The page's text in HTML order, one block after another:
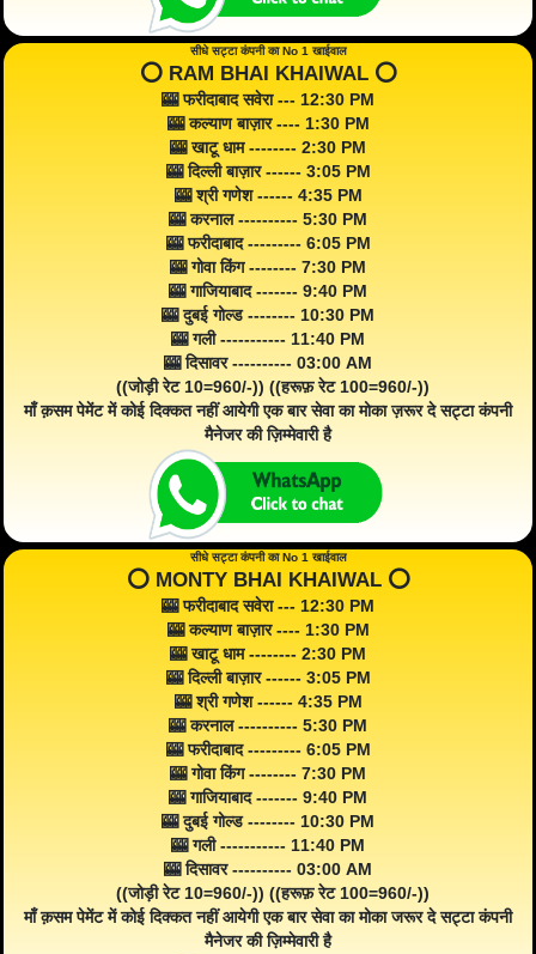
सीधे सट्टा कंपनी का No 1 खाईवाल
⭕️ RAM BHAI KHAIWAL ⭕️
🎰 फरीदाबाद सवेरा --- 12:30 PM
🎰 कल्याण बाज़ार ---- 1:30 PM
🎰 खाटू धाम -------- 2:30 PM
🎰 दिल्ली बाज़ार ------ 3:05 PM
🎰 श्री गणेश ------ 4:35 PM
🎰 करनाल ---------- 5:30 PM
🎰 फरीदाबाद --------- 6:05 PM
🎰 गोवा किंग -------- 7:30 PM
🎰 गाजियाबाद ------- 9:40 PM
🎰 दुबई गोल्ड -------- 10:30 PM
🎰 गली ----------- 11:40 PM
🎰 दिसावर ---------- 03:00 AM
((जोड़ी रेट 10=960/-)) ((हरूफ़ रेट 100=960/-))
माँ क़सम पेमेंट में कोई दिक्कत नहीं आयेगी एक बार सेवा का मोका ज़रूर दे सट्टा कंपनी
मैनेजर की ज़िम्मेवारी है
सीधे सट्टा कंपनी का No 1 खाईवाल
⭕️ MONTY BHAI KHAIWAL ⭕️
🎰 फरीदाबाद सवेरा --- 12:30 PM
🎰 कल्याण बाज़ार ---- 1:30 PM
🎰 खाटू धाम -------- 2:30 PM
🎰 दिल्ली बाज़ार ------ 3:05 PM
🎰 श्री गणेश ------ 4:35 PM
🎰 करनाल ---------- 5:30 PM
🎰 फरीदाबाद --------- 6:05 PM
🎰 गोवा किंग -------- 7:30 PM
🎰 गाजियाबाद ------- 9:40 PM
🎰 दुबई गोल्ड -------- 10:30 PM
🎰 गली ----------- 11:40 PM
🎰 दिसावर ---------- 03:00 AM
((जोड़ी रेट 10=960/-)) ((हरूफ़ रेट 100=960/-))
माँ क़सम पेमेंट में कोई दिक्कत नहीं आयेगी एक बार सेवा का मोका जरूर दे सट्टा कंपनी
मैनेजर की ज़िम्मेवारी है